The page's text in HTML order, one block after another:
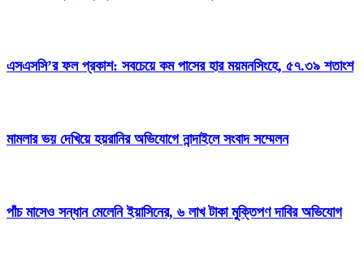
এসএসসি’র ফল প্রকাশ: সবচেয়ে কম পাসের হার ময়মনসিংহে, ৫৭.৩৯ শতাংশ
মামলার ভয় দেখিয়ে হয়রানির অভিযোগে নান্দাইলে সংবাদ সম্মেলন
পাঁচ মাসেও সন্ধান মেলেনি ইয়াসিনের, ৬ লাখ টাকা মুক্তিপণ দাবির অভিযোগ